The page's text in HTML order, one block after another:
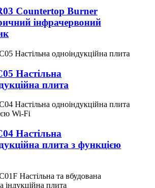
Countertop Burner
інфрачервоний
Настільна
плита
Настільна
плита з функцією